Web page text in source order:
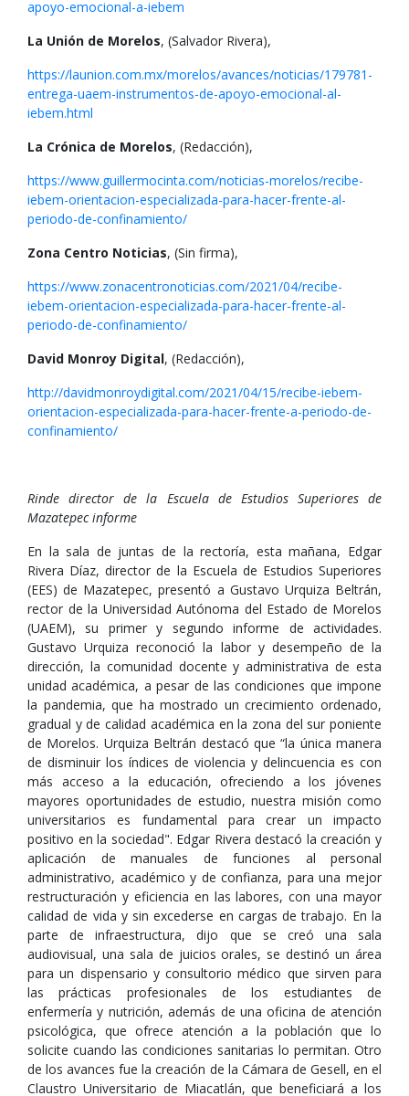
apoyo-emocional-a-iebem
La Unión de Morelos, (Salvador Rivera),
https://launion.com.mx/morelos/avances/noticias/179781-
entrega-uaem-instrumentos-de-apoyo-emocional-al-
iebem.html
La Crónica de Morelos, (Redacción),
https://www.guillermocinta.com/noticias-morelos/recibe-
iebem-orientacion-especializada-para-hacer-frente-al-
periodo-de-confinamiento/
Zona Centro Noticias, (Sin firma),
https://www.zonacentronoticias.com/2021/04/recibe-
iebem-orientacion-especializada-para-hacer-frente-al-
periodo-de-confinamiento/
David Monroy Digital, (Redacción),
http://davidmonroydigital.com/2021/04/15/recibe-iebem-
orientacion-especializada-para-hacer-frente-a-periodo-de-
confinamiento/
Rinde director de la Escuela de Estudios Superiores de
Mazatepec informe
En la sala de juntas de la rectoría, esta mañana, Edgar
Rivera Díaz, director de la Escuela de Estudios Superiores
(EES) de Mazatepec, presentó a Gustavo Urquiza Beltrán,
rector de la Universidad Autónoma del Estado de Morelos
(UAEM), su primer y segundo informe de actividades.
Gustavo Urquiza reconoció la labor y desempeño de la
dirección, la comunidad docente y administrativa de esta
unidad académica, a pesar de las condiciones que impone
la pandemia, que ha mostrado un crecimiento ordenado,
gradual y de calidad académica en la zona del sur poniente
de Morelos. Urquiza Beltrán destacó que “la única manera
de disminuir los índices de violencia y delincuencia es con
más acceso a la educación, ofreciendo a los jóvenes
mayores oportunidades de estudio, nuestra misión como
universitarios es fundamental para crear un impacto
positivo en la sociedad". Edgar Rivera destacó la creación y
aplicación de manuales de funciones al personal
administrativo, académico y de confianza, para una mejor
restructuración y eficiencia en las labores, con una mayor
calidad de vida y sin excederse en cargas de trabajo. En la
parte de infraestructura, dijo que se creó una sala
audiovisual, una sala de juicios orales, se destinó un área
para un dispensario y consultorio médico que sirven para
las prácticas profesionales de los estudiantes de
enfermería y nutrición, además de una oficina de atención
psicológica, que ofrece atención a la población que lo
solicite cuando las condiciones sanitarias lo permitan. Otro
de los avances fue la creación de la Cámara de Gesell, en el
Claustro Universitario de Miacatlán, que beneficiará a los